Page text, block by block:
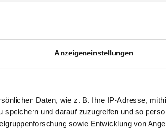
Anzeigeneinstellungen
Daten, wie z. B. Ihre IP-Adresse,
und darauf zuzugreifen und so
sowie Entwicklung von
in ernsten Fällen
wie vor besteht in
mit FSME-Viren zu
sowie in Baden-
aktiv. Die Zahlen steigen
Insekten halten
kann sich ihre
Winter 2014 zu beobachten,